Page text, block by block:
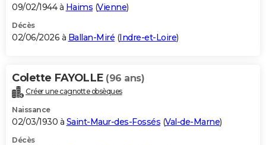
09/02/1944 à Haims (Vienne)
Décès
02/06/2026 à Ballan-Miré (Indre-et-Loire)
Colette FAYOLLE (96 ans)
Créer une cagnotte obsèques
Naissance
02/03/1930 à Saint-Maur-des-Fossés (Val-de-Marne)
Décès